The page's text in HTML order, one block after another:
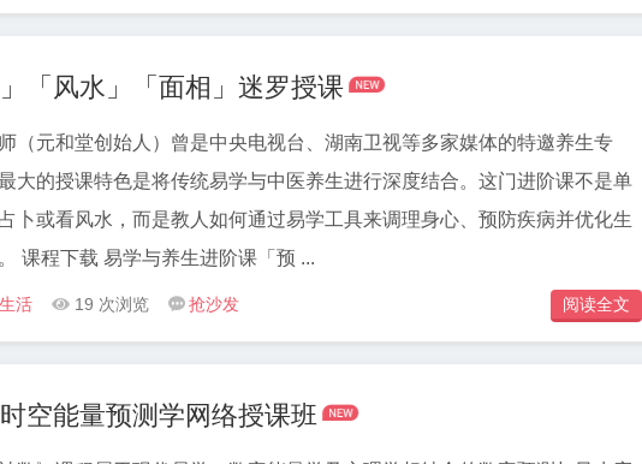
「风水」「面相」迷罗授课 
（⁠元和堂创始人）曾是中央电视台、湖南卫视等多家媒体的特邀养生专
大的授课特色是将传统易学与中医养生进行深度结合。这门进阶课不是单
卜或看风水，而是教人如何通过易学工具来调理身心、预防疾病并优化生
活环境。 课程下载 易学与养生进阶课「预 ...
活  19 次浏览  抢沙发 阅读全文
空能量预测学网络授课班 